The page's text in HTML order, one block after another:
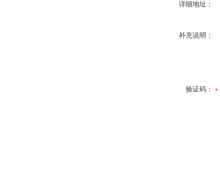
详细地址：
补充说明：
验证码：